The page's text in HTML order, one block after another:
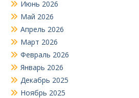
Июнь 2026
Май 2026
Апрель 2026
Март 2026
Февраль 2026
Январь 2026
Декабрь 2025
Ноябрь 2025